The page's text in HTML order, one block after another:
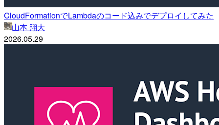
CloudFormationでLambdaのコード込みでデプロイしてみた
山本 翔大
2026.05.29